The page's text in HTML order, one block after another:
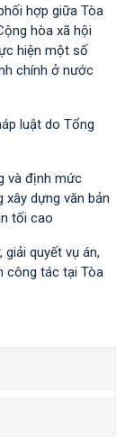
hợp giữa Tòa
hòa xã hội
hiện một số
chính ở nước
luật do Tổng
và định mức
dựng văn bản
tối cao
quyết vụ án,
công tác tại Tòa